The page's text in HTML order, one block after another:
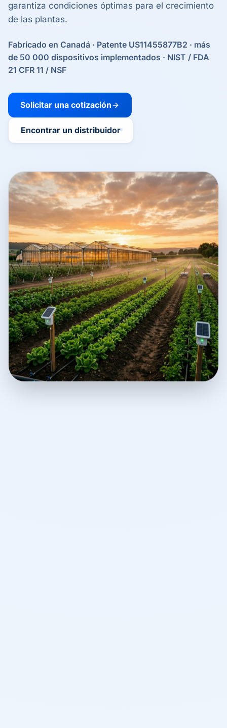
garantiza condiciones óptimas para el crecimiento
de las plantas.
Fabricado en Canadá · Patente US11455877B2 · más
de 50 000 dispositivos implementados · NIST / FDA
21 CFR 11 / NSF
Solicitar una cotización
Encontrar un distribuidor